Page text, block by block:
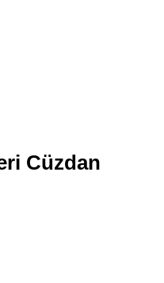
Cüzdan